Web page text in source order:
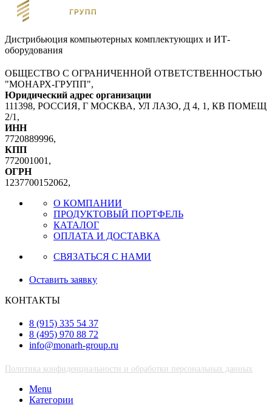
Дистрибьюция компьютерных комплектующих и ИТ-
оборудования
ОБЩЕСТВО С ОГРАНИЧЕННОЙ ОТВЕТСТВЕННОСТЬЮ
"МОНАРХ-ГРУПП",
Юридический адрес организации
111398, РОССИЯ, Г МОСКВА, УЛ ЛАЗО, Д 4, 1, КВ ПОМЕЩ
2/1,
ИНН
7720889996,
КПП
772001001,
ОГРН
1237700152062,
О КОМПАНИИ
ПРОДУКТОВЫЙ ПОРТФЕЛЬ
КАТАЛОГ
ОПЛАТА И ДОСТАВКА
СВЯЗАТЬСЯ С НАМИ
Оставить заявку
КОНТАКТЫ
8 (915) 335 54 37
8 (495) 970 88 72
info@monarh-group.ru
Политика конфиденциальности и обработки персональных данных
Menu
Категории